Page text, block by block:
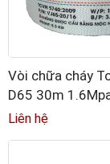
Vòi chữa cháy
D65 30m
kèm khớp nối
Liên hệ